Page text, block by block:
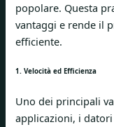
popolare. Questa
vantaggi e rende il
efficiente.
1. Velocità ed Efficienza
Uno dei principali
applicazioni, i